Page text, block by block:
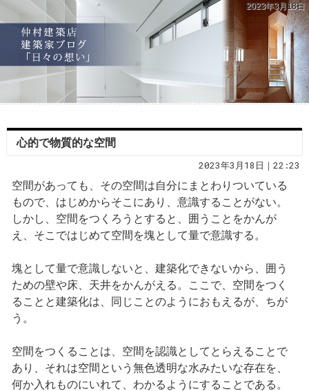
2023年3月18日
心的で物質的な空間
2023年3月18日｜22:23
空間があっても、その空間は自分にまとわりついている
もので、はじめからそこにあり、意識することがない。
しかし、空間をつくろうとすると、囲うことをかんが
え、そこではじめて空間を塊として量で意識する。
塊として量で意識しないと、建築化できないから、囲う
ための壁や床、天井をかんがえる。ここで、空間をつく
ることと建築化は、同じことのようにおもえるが、ちが
う。
空間をつくることは、空間を認識としてとらえることで
あり、それは空間という無色透明な水みたいな存在を、
何か入れものにいれて、わかるようにすることである。